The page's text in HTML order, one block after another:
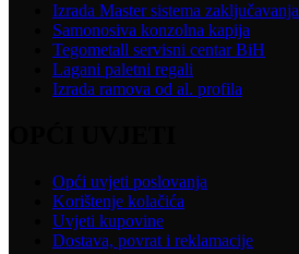
Izrada Master sistema zaključavanja
Samonosiva konzolna kapija
Tegometall servisni centar BiH
Lagani paletni regali
Izrada ramova od al. profila
Opći uvjeti poslovanja
Korištenje kolačića
Uvjeti kupovine
Dostava, povrat i reklamacije